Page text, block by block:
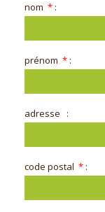
* :
* :
:
* :